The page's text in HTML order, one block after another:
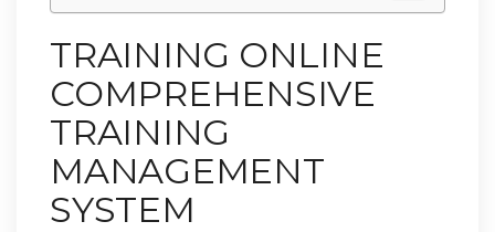
TRAINING ONLINE
COMPREHENSIVE
TRAINING
MANAGEMENT
SYSTEM